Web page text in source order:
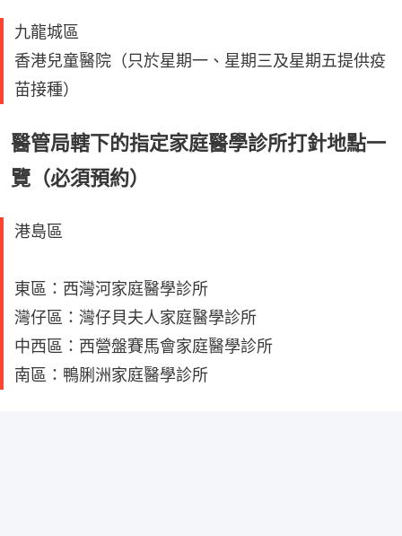
九龍城區
香港兒童醫院（只於星期一、星期三及星期五提供疫
苗接種）
醫管局轄下的指定家庭醫學診所打針地點一
覽（必須預約）
港島區
東區：西灣河家庭醫學診所
灣仔區：灣仔貝夫人家庭醫學診所
中西區：西營盤賽馬會家庭醫學診所
南區：鴨脷洲家庭醫學診所